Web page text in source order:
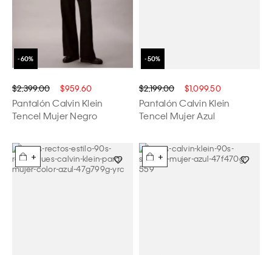
$2,399.00 $959.60
Pantalón Calvin Klein
Tencel Mujer Negro
$2,199.00 $1,099.50
Pantalón Calvin Klein
Tencel Mujer Azul
+ +